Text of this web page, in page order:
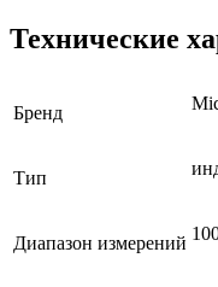
Технические
Бренд
Тип
Диапазон измерений